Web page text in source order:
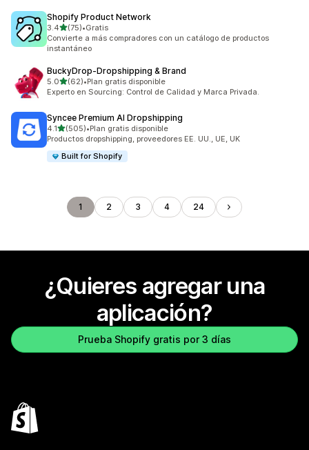
Shopify Product Network
3.4de 5 estrellas
(75)
75 reseñas en total
•Gratis
Convierte a más compradores con un catálogo de productos
instantáneo
BuckyDrop‑Dropshipping & Brand
5.0de 5 estrellas
(62)
62 reseñas en total
•Plan gratis disponible
Experto en Sourcing: Control de Calidad y Marca Privada.
Syncee Premium AI Dropshipping
4.1de 5 estrellas
(505)
505 reseñas en total
•Plan gratis disponible
Productos dropshipping, proveedores EE. UU., UE, UK
Built for Shopify
1 2 3 4 24
¿Quieres agregar una
aplicación?
Prueba Shopify gratis por 3 días